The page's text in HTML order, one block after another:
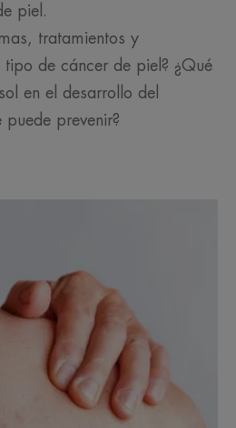
piel.
tratamientos y
de cáncer de piel? ¿Qué
en el desarrollo del
prevenir?